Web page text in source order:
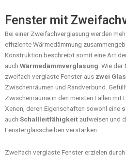
Fenster mit
Bei einer Zweifachverglasung werden
effiziente Wärmedämmung
Konstruktion beschreibt somit eine Art
auch Wärmedämmverglasung . Wie
zweifach verglaste Fenster aus zwei
Zwischenräumen und Randverbund.
Zwischenräume in den meisten Fällen mit
Xenon, deren Eigenschaften sowohl eine
auch Schallleitfähigkeit aufweisen und
Fensterglasscheiben verstärken.
Zweifach verglaste Fenster erzielen